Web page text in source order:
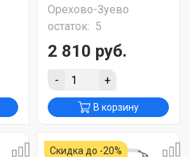
Орехово-Зуево
остаток: 5
2 810 руб.
- +
В корзину
Скидка до -20%